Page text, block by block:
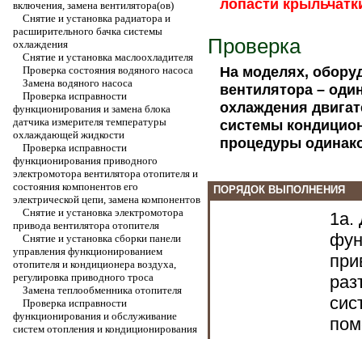
включения, замена вентилятора(ов)
Снятие и установка радиатора и
расширительного бачка системы
охлаждения
Снятие и установка маслоохладителя
Проверка состояния водяного насоса
Замена водяного насоса
Проверка исправности
функционирования и замена блока
датчика измерителя температуры
охлаждающей жидкости
Проверка исправности
функционирования приводного
электромотора вентилятора отопителя и
состояния компонентов его
электрической цепи, замена компонентов
Снятие и установка электромотора
привода вентилятора отопителя
Снятие и установка сборки панели
управления функционированием
отопителя и кондиционера воздуха,
регулировка приводного троса
Замена теплообменника отопителя
Проверка исправности
функционирования и обслуживание
систем отопления и кондиционирования
лопасти
Проверка
На моделях,
вентилятора –
охлаждения
системы
процедуры
ПОРЯДОК ВЫПОЛНЕНИЯ
1a.